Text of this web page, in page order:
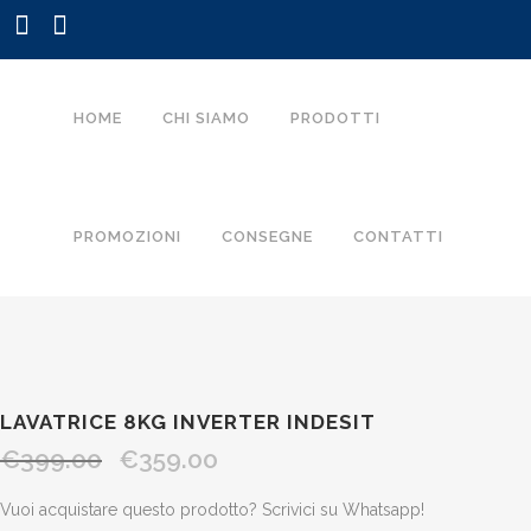
HOME CHI SIAMO PRODOTTI
PROMOZIONI CONSEGNE CONTATTI
LAVATRICE 8KG INVERTER INDESIT
€399.00
Il
originale
€359.00
attuale
Vuoi acquistare questo prodotto? Scrivici su Whatsapp!